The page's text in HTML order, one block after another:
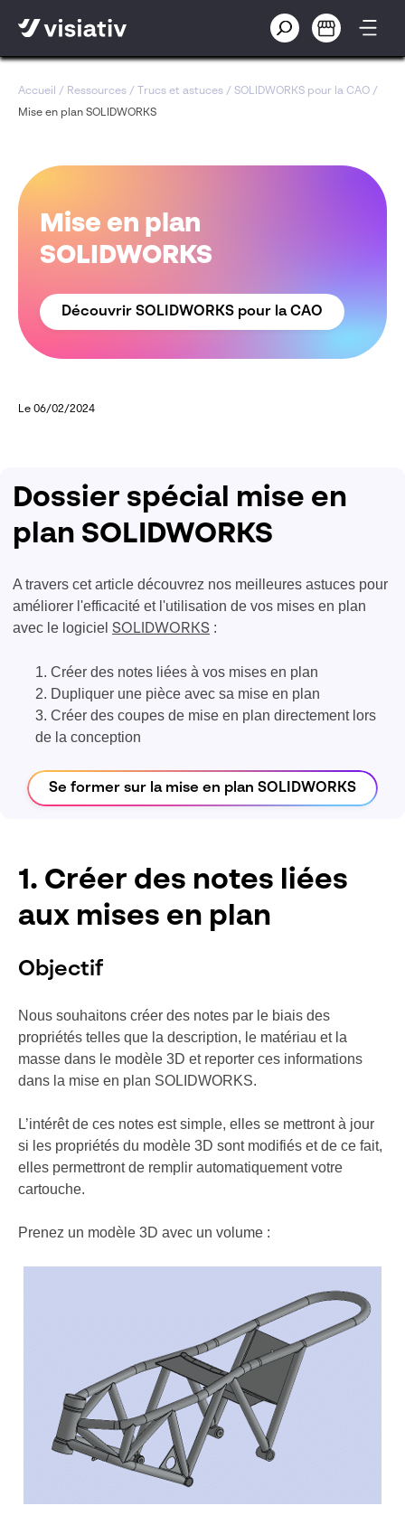
Accueil / Ressources / Trucs et astuces / SOLIDWORKS pour la CAO /
Mise en plan SOLIDWORKS
Mise en plan
SOLIDWORKS
Découvrir SOLIDWORKS pour la CAO
Le 06/02/2024
Dossier spécial mise en
plan SOLIDWORKS
A travers cet article découvrez nos meilleures astuces pour
améliorer l'efficacité et l'utilisation de vos mises en plan
avec le logiciel SOLIDWORKS :
Créer des notes liées à vos mises en plan
Dupliquer une pièce avec sa mise en plan
Créer des coupes de mise en plan directement lors
de la conception
Se former sur la mise en plan SOLIDWORKS
1. Créer des notes liées
aux mises en plan
Objectif
Nous souhaitons créer des notes par le biais des
propriétés telles que la description, le matériau et la
masse dans le modèle 3D et reporter ces informations
dans la mise en plan SOLIDWORKS.
L’intérêt de ces notes est simple, elles se mettront à jour
si les propriétés du modèle 3D sont modifiés et de ce fait,
elles permettront de remplir automatiquement votre
cartouche.
Prenez un modèle 3D avec un volume :